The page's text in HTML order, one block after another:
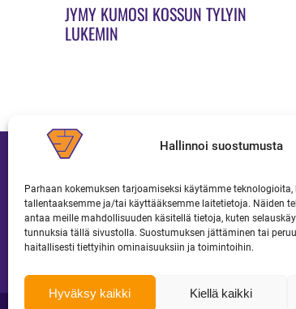
Hallinnoi suostumusta
Parhaan kokemuksen tarjoamiseksi käytämme teknologioita,
tallentaaksemme ja/tai käyttääksemme laitetietoja. Näiden
antaa meille mahdollisuuden käsitellä tietoja, kuten
tunnuksia tällä sivustolla. Suostumuksen jättäminen tai
haitallisesti tiettyihin ominaisuuksiin ja toimintoihin.
Hyväksy kaikki Kiellä kaikki
JYMY KUMOSI KOSSUN TYLYIN
LUKEMIN
JOUKKUELIPUT